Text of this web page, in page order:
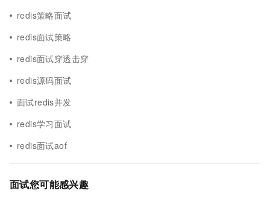
redis策略面试
redis面试策略
redis面试穿透击穿
redis源码面试
面试redis并发
redis学习面试
redis面试aof
面试您可能感兴趣